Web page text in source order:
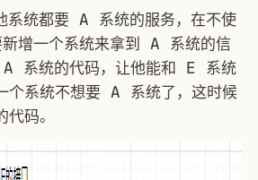
统都要 A 系统的服务，在不使
增一个系统来拿到 A 系统的信
系统的代码，让他能和 E 系统
个系统不想要 A 系统了，这时候
码。